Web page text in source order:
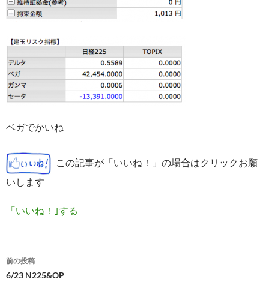
ベガでかいね
この記事が「いいね！」の場合はクリックお願
いします
「いいね！｣する
投
稿
前の投稿
6/23 N225&OP